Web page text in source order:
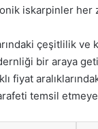
iskarpinler her
çeşitlilik ve
bir araya
fiyat
temsil